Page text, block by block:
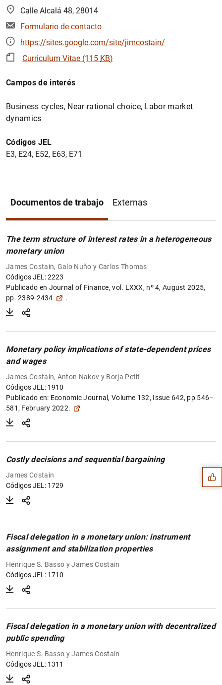
Calle Alcalá 48, 28014
Formulario de contacto
https://sites.google.com/site/jimcostain/
Curriculum Vitae (115 KB)
Campos de interés
Business cycles, Near-rational choice, Labor market
dynamics
Códigos JEL
E3, E24, E52, E63, E71
Documentos de trabajo Externas
The term structure of interest rates in a heterogeneous
monetary union
James Costain, Galo Nuño y Carlos Thomas
Códigos JEL: 2223
Publicado en Journal of Finance, vol. LXXX, nº 4, August 2025,
pp. 2389-2434
.
Monetary policy implications of state-dependent prices
and wages
James Costain, Anton Nakov y Borja Petit
Códigos JEL: 1910
Publicado en: Economic Journal, Volume 132, Issue 642, pp 546–
581, February 2022.
Costly decisions and sequential bargaining
James Costain
Códigos JEL: 1729
Fiscal delegation in a monetary union: instrument
assignment and stabilization properties
Henrique S. Basso y James Costain
Códigos JEL: 1710
Fiscal delegation in a monetary union with decentralized
public spending
Henrique S. Basso y James Costain
Códigos JEL: 1311
Sugerencias
1 2